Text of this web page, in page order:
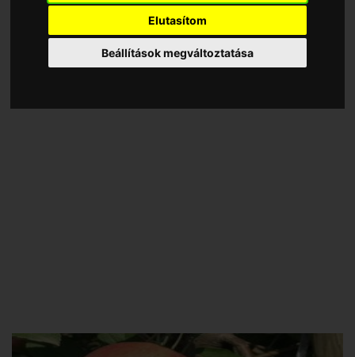
Elutasítom
Beállítások megváltoztatása